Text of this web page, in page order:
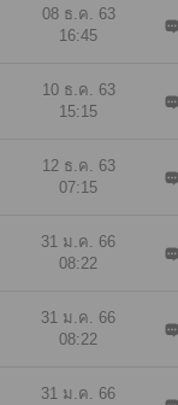
08 ธ.ค. 63
16:45
10 ธ.ค. 63
15:15
12 ธ.ค. 63
07:15
31 ม.ค. 66
08:22
31 ม.ค. 66
08:22
31 ม.ค. 66